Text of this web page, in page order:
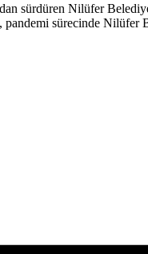
sürdüren Nilüfer
sürecinde Nilüfer